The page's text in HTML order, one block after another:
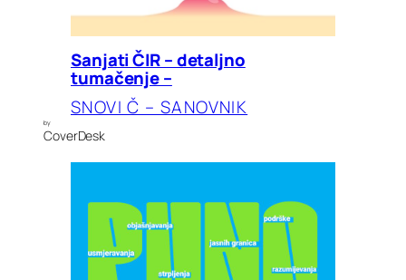
Sanjati ČIR – detaljno
tumačenje –
SNOVI Č – SANOVNIK
by
CoverDesk